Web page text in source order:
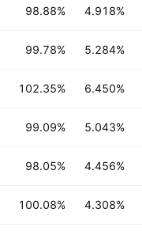
98.88% 4.918%
99.78% 5.284%
102.35% 6.450%
99.09% 5.043%
98.05% 4.456%
100.08% 4.308%